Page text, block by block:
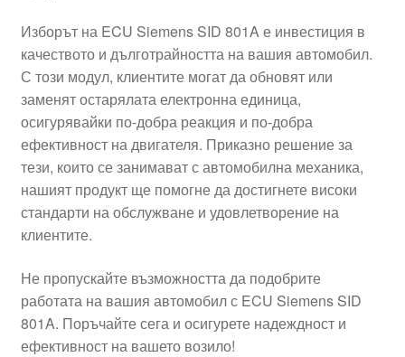
Транспорт
Изборът на ECU Siemens SID 801A е инвестиция в
качеството и дълготрайността на вашия автомобил.
С този модул, клиентите могат да обновят или
заменят остарялата електронна единица,
осигурявайки по-добра реакция и по-добра
ефективност на двигателя. Приказно решение за
тези, които се занимават с автомобилна механика,
нашият продукт ще помогне да достигнете високи
стандарти на обслужване и удовлетворение на
клиентите.
Не пропускайте възможността да подобрите
работата на вашия автомобил с ECU Siemens SID
801A. Поръчайте сега и осигурете надеждност и
ефективност на вашето возило!